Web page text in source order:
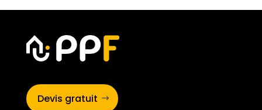
Devis gratuit